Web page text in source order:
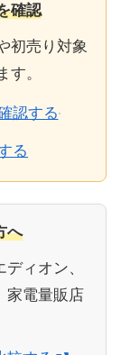
確認
初売り対象
す。
認する
る
へ
ィオン、
家電量販店